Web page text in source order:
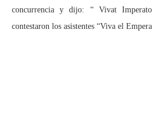
concurrencia y dijo: “ Vivat
contestaron los asistentes “Viva el